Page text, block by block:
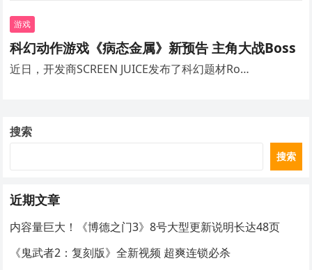
游戏
科幻动作游戏《病态金属》新预告 主角大战Boss
近日，开发商SCREEN JUICE发布了科幻题材Ro…
搜索
搜索
近期文章
内容量巨大！《博德之门3》8号大型更新说明长达48页
《鬼武者2：复刻版》全新视频 超爽连锁必杀